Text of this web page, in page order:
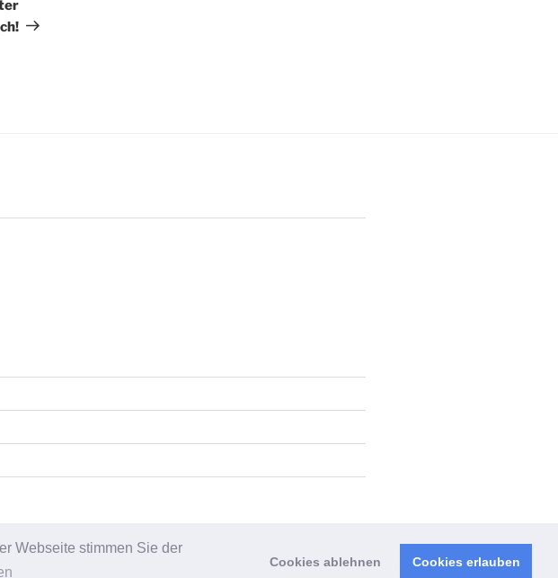
Webseite stimmen Sie der
Cookies ablehnen Cookies erlauben